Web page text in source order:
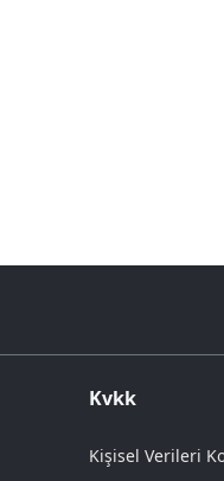
Kvkk
Kişisel Verileri